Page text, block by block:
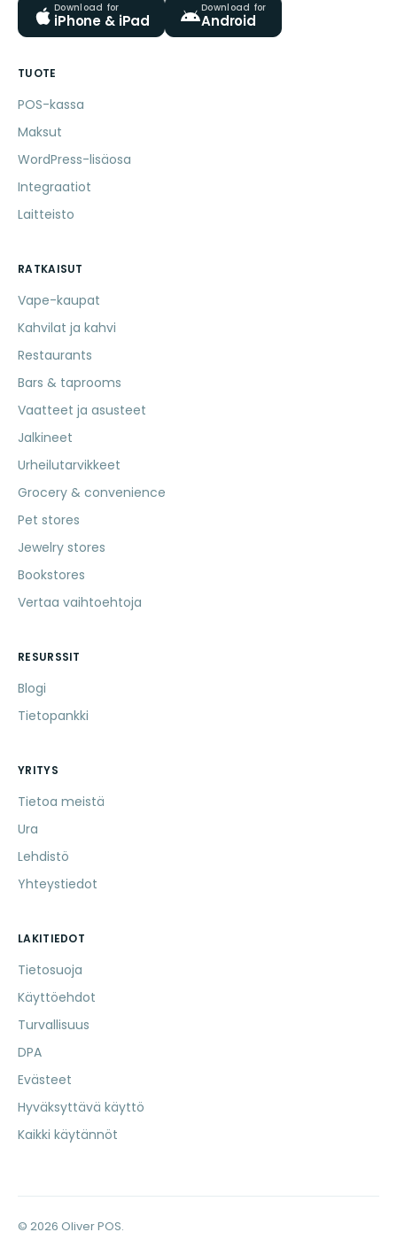
Download for
iPhone & iPad
Download for
Android
TUOTE
POS-kassa
Maksut
WordPress-lisäosa
Integraatiot
Laitteisto
RATKAISUT
Vape-kaupat
Kahvilat ja kahvi
Restaurants
Bars & taprooms
Vaatteet ja asusteet
Jalkineet
Urheilutarvikkeet
Grocery & convenience
Pet stores
Jewelry stores
Bookstores
Vertaa vaihtoehtoja
RESURSSIT
Blogi
Tietopankki
YRITYS
Tietoa meistä
Ura
Lehdistö
Yhteystiedot
LAKITIEDOT
Tietosuoja
Käyttöehdot
Turvallisuus
DPA
Evästeet
Hyväksyttävä käyttö
Kaikki käytännöt
© 2026 Oliver POS.